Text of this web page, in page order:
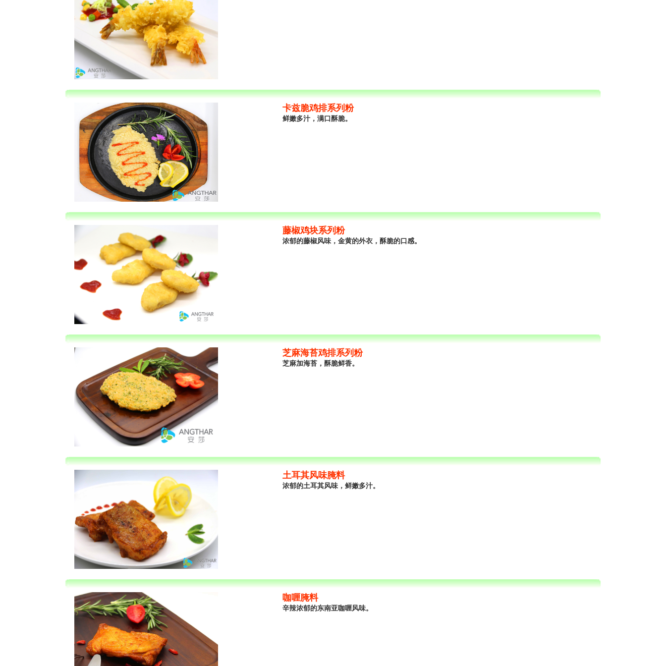
卡兹脆鸡排系列粉
鲜嫩多汁，满口酥脆。
藤椒鸡块系列粉
浓郁的藤椒风味，金黄的外衣，酥脆的口感。
芝麻海苔鸡排系列粉
芝麻加海苔，酥脆鲜香。
土耳其风味腌料
浓郁的土耳其风味，鲜嫩多汁。
咖喱腌料
辛辣浓郁的东南亚咖喱风味。